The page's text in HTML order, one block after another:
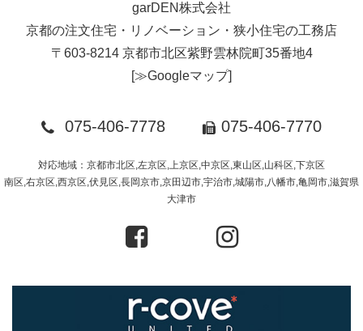
garDEN株式会社
京都の注文住宅・リノベーション・狭小住宅の工務店
〒603-8214 京都市北区紫野雲林院町35番地4
[≫Googleマップ]
075-406-7778 075-406-7770
対応地域：京都市北区,左京区,上京区,中京区,東山区,山科区,下京区
南区,右京区,西京区,伏見区,長岡京市,京田辺市,宇治市,城陽市,八幡市,亀岡市,滋賀県
大津市